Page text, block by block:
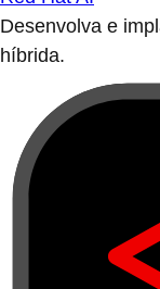
Desenvolva e
híbrida.